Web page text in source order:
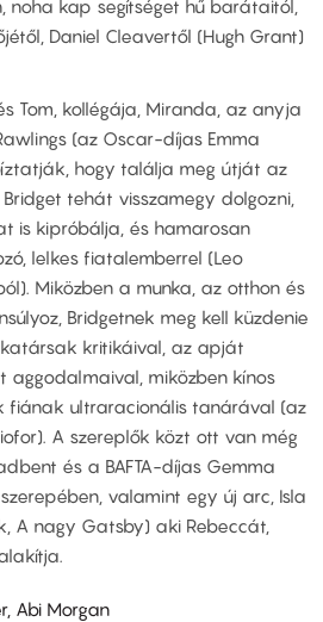
kap segítséget hű barátaitól,
Daniel Cleavertől (Hugh Grant)
Tom, kollégája, Miranda, az anyja
(az Oscar-díjas Emma
hogy találja meg útját az
tehát visszamegy dolgozni,
is kipróbálja, és hamarosan
lelkes fiatalemberrel (Leo
Miközben a munka, az otthon és
Bridgetnek meg kell küzdenie
kritikáival, az apját
aggodalmaival, miközben kínos
fiának ultraracionális tanárával (az
A szereplők közt ott van még
és a BAFTA-díjas Gemma
valamint egy új arc, Isla
A nagy Gatsby) aki Rebeccát,
Abi Morgan